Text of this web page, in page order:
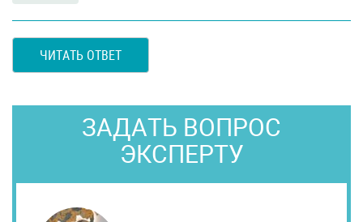
ЧИТАТЬ ОТВЕТ
ЗАДАТЬ ВОПРОС
ЭКСПЕРТУ